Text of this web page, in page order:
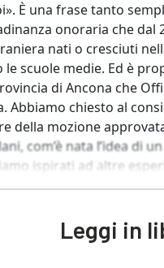
È una frase tanto
onoraria che dal
nati o cresciuti
scuole medie. Ed è
di Ancona che
Abbiamo chiesto al
della mozione
com’è nata l’idea di
ispirati ad altre
Leggi in